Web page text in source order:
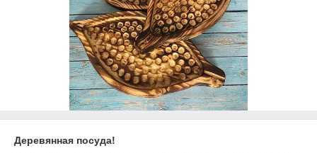
Деревянная посуда!